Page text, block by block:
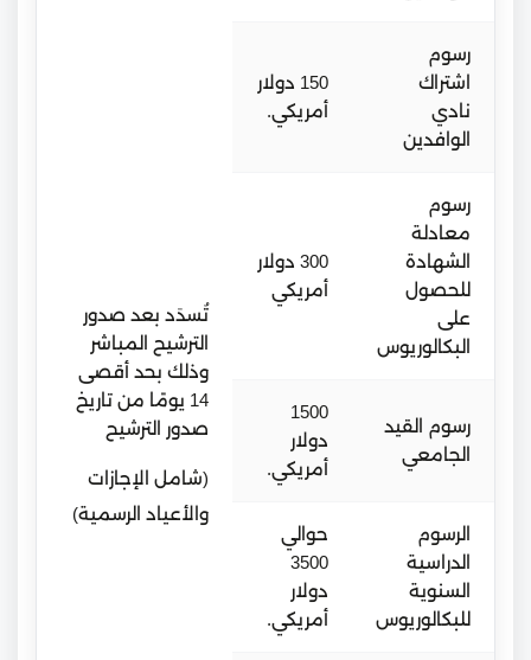
تُسدَد بعد صدور
الترشيح المباشر
وذلك بحد أقصى
14 يومًا من تاريخ
صدور الترشيح
(شامل الإجازات
والأعياد الرسمية)
رسوم
اشتراك
نادي
الوافدين
150 دولار
أمريكي.
رسوم
معادلة
الشهادة
للحصول
على
البكالوريوس
300 دولار
أمريكي
رسوم القيد
الجامعي
1500
دولار
أمريكي.
الرسوم
الدراسية
السنوية
للبكالوريوس
حوالي
3500
دولار
أمريكي.